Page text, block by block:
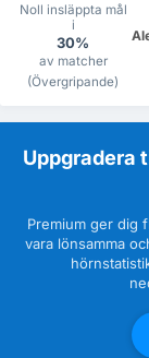
Noll insläppta mål
i
30%
av matcher
(Övergripande)
Uppgradera
Premium ger dig
vara lönsamma